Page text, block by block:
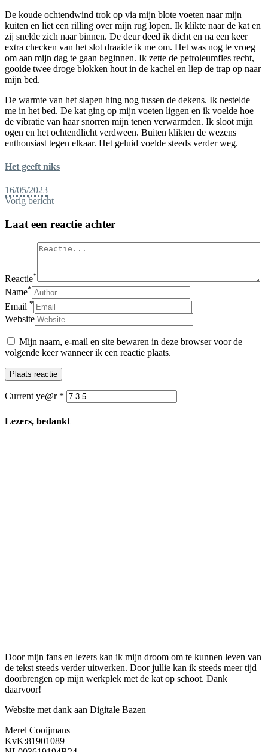
De koude ochtendwind trok op via mijn blote voeten naar mijn
kuiten en liet een rilling over mijn rug lopen. Ik klikte naar de kat en
zij snelde zich naar binnen. De deur deed ik dicht en na een keer
extra checken van het slot draaide ik me om. Het was nog te vroeg
om aan mijn dag te gaan beginnen. Ik zette de petroleumfles recht,
gooide twee droge blokken hout in de kachel en liep de trap op naar
mijn bed.
De warmte van het slapen hing nog tussen de dekens. Ik nestelde
me in het bed. De kat ging op mijn voeten liggen en ik voelde hoe
de vibratie van haar snorren mijn tenen verwarmden. Ik sloot mijn
ogen en het ochtendlicht verdween. Buiten klikten de wezens
enthousiast tegen elkaar. Het geluid voelde steeds verder weg.
Het geeft niks
16/05/2023
Vorig bericht
Laat een reactie achter
Reactie*
Name*
Email *
Website
Mijn naam, e-mail en site bewaren in deze browser voor de
volgende keer wanneer ik een reactie plaats.
Current ye@r *
Lezers, bedankt
Door mijn fans en lezers kan ik mijn droom om te kunnen leven van
de tekst steeds verder uitwerken. Door jullie kan ik steeds meer tijd
doorbrengen op mijn werkplek met de kat op schoot. Dank
daarvoor!
Website met dank aan Digitale Bazen
Merel Cooijmans
KvK:81901089